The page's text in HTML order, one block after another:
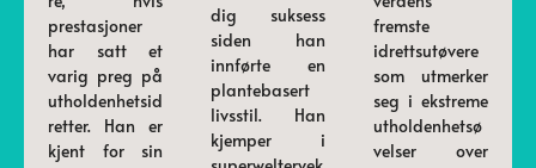
prestasjoner
har satt et
varig preg på
utholdenhetsid
retter. Han er
kjent for sin
dig suksess
siden han
innførte en
plantebasert
livsstil. Han
kjemper i
fremste
idrettsutøvere
som utmerker
seg i ekstreme
utholdenhetsø
velser over